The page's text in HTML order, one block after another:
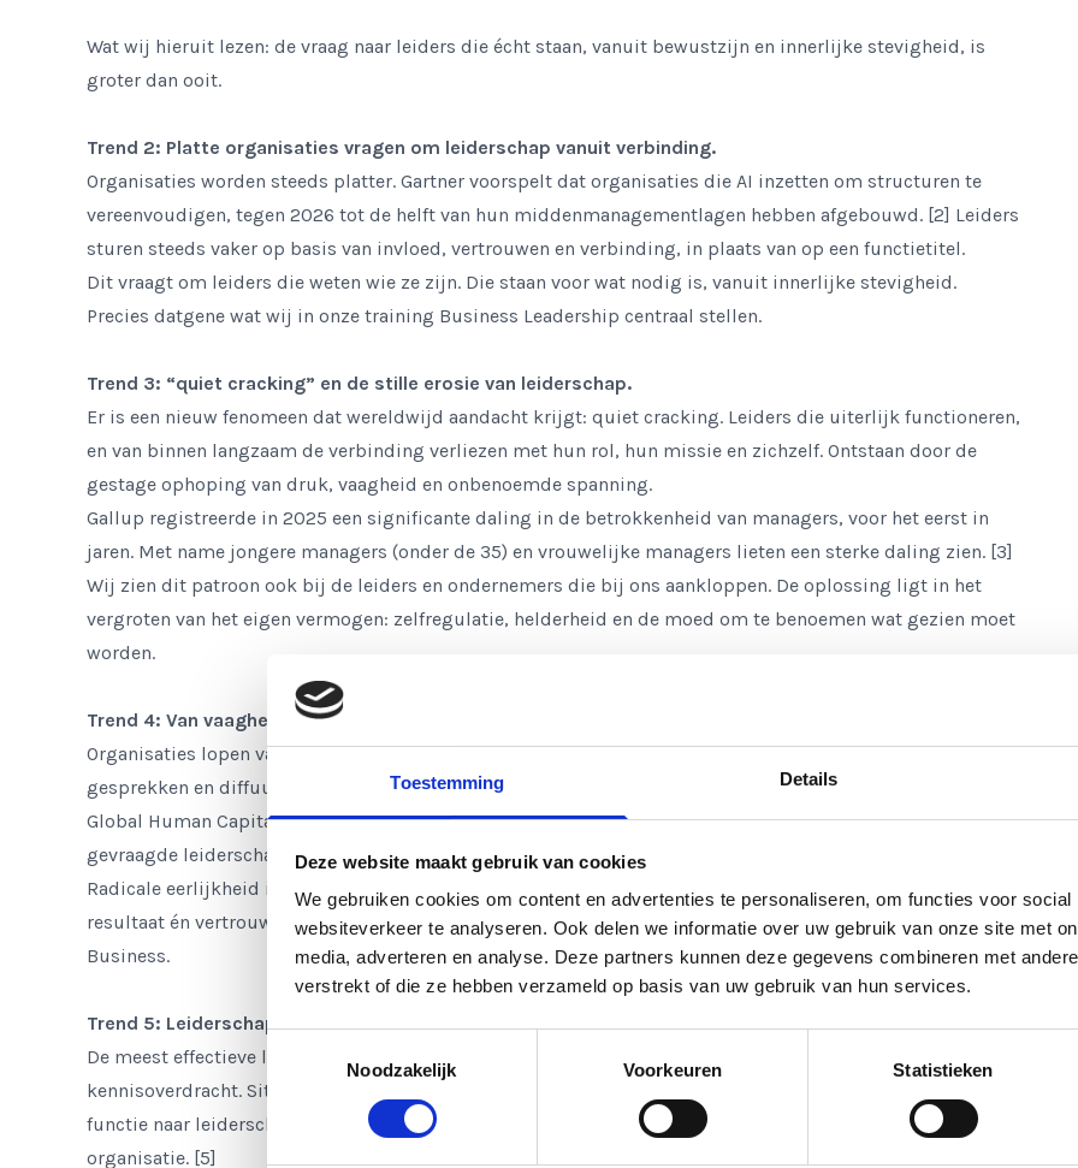
Toestemming Details
Deze website maakt gebruik van cookies
We gebruiken cookies om content en advertenties te personaliseren, om functies voor
websiteverkeer te analyseren. Ook delen we informatie over uw gebruik van onze site met
media, adverteren en analyse. Deze partners kunnen deze gegevens combineren met
verstrekt of die ze hebben verzameld op basis van uw gebruik van hun services.
Noodzakelijk
Voorkeuren Statistieken
Wat wij hieruit lezen: de vraag naar leiders die écht staan, vanuit bewustzijn en innerlijke stevigheid, is
groter dan ooit.
Trend 2: Platte organisaties vragen om leiderschap vanuit verbinding.
Organisaties worden steeds platter. Gartner voorspelt dat organisaties die AI inzetten om structuren te
vereenvoudigen, tegen 2026 tot de helft van hun middenmanagementlagen hebben afgebouwd. [2] Leiders
sturen steeds vaker op basis van invloed, vertrouwen en verbinding, in plaats van op een functietitel.
Dit vraagt om leiders die weten wie ze zijn. Die staan voor wat nodig is, vanuit innerlijke stevigheid.
Precies datgene wat wij in onze training Business Leadership centraal stellen.
Trend 3: “quiet cracking” en de stille erosie van leiderschap.
Er is een nieuw fenomeen dat wereldwijd aandacht krijgt: quiet cracking. Leiders die uiterlijk functioneren,
en van binnen langzaam de verbinding verliezen met hun rol, hun missie en zichzelf. Ontstaan door de
gestage ophoping van druk, vaagheid en onbenoemde spanning.
Gallup registreerde in 2025 een significante daling in de betrokkenheid van managers, voor het eerst in
jaren. Met name jongere managers (onder de 35) en vrouwelijke managers lieten een sterke daling zien. [3]
Wij zien dit patroon ook bij de leiders en ondernemers die bij ons aankloppen. De oplossing ligt in het
vergroten van het eigen vermogen: zelfregulatie, helderheid en de moed om te benoemen wat gezien moet
worden.
Trend 4: Van vaagheid naar volwassen leiderschap.
Organisaties lopen vast op wat onbenoemd blijft. Onduidelijke verantwoordelijkheden, vermeden
gesprekken en diffuus leiderschap ondermijnen het vertrouwen in teams. Deloitte benoemt in haar
Global Human Capital Trendsdat het vermogen tot snelle aanpassing en heldere besluitvorming de meest
gevraagde leiderschapskwaliteit van dit moment is. [4]
Radicale eerlijkheid is zuiverheid. Wat benoemd wordt, kan zich ontwikkelen. Wat vaag blijft, ondermijnt
resultaat én vertrouwen. Dit is een kernprincipe in alles wat wij doen bij NTI NLP@WORK / Bewustzijn in
Business.
Trend 5: Leiderschap als levende praktijk.
De meest effectieve leiderschapsprogramma’s wereldwijd bewegen richting transformatie, weg van puur
kennisoverdracht. Situational Leadership Institute beschrijft dit als de verschuiving van leiderschap als
functie naar leiderschap op elk niveau: het vermogen om invloed uit te oefenen, ongeacht je positie in een
organisatie. [5]